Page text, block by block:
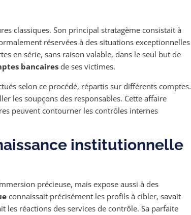
classiques. Son principal stratagème consistait à
réservées à des situations exceptionnelles
en série, sans raison valable, dans le seul but de
bancaires de ses victimes.
selon ce procédé, répartis sur différents comptes.
les soupçons des responsables. Cette affaire
peuvent contourner les contrôles internes
institutionnelle
précieuse, mais expose aussi à des
connaissait précisément les profils à cibler, savait
les réactions des services de contrôle. Sa parfaite